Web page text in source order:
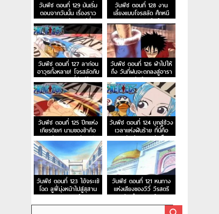
วันพีช ตอนที่ 129 มันเริ่ม
ตอนจากวันนั้น เรื่องราว
การผจญภัยของวีวี่
วันพีช ตอนที่ 128 งาน
เลี้ยงแบบโจรสลัด ศึกหนี
ออกจากอาราบัสต้า!
วันพีช ตอนที่ 127 ลาก่อน
อาวุธทั้งหลาย! โจรสลัดกับ
ความยุติธรรมที่มีอยู่น้อย
นิด!
วันพีช ตอนที่ 126 ฝ่าไปให้
ถึง วันที่ฝนจะตกลงสู่อารา
บัสต้า!
วันพีช ตอนที่ 125 ปีกแห่ง
เกียรติยศ นามของข้าคือ
ทหารรักษาอาณาจักรเปรู
วันพีช ตอนที่ 124 บุกสู่ช่วง
เวลาแห่งฝันร้าย ที่นี่คือ
ฐานทัพลับของกลุ่มเม็ด
ทราย
วันพีช ตอนที่ 123 ไอ้จระเข้
โฉด ลูฟี่มุ่งหน้าไปสู่สุสาน
ของราชวงศ์สิ
วันพีช ตอนที่ 121 หนทาง
แห่งเสียงของวีวี่ วีรสตรี
ร่ายรำลงมาแล้ว